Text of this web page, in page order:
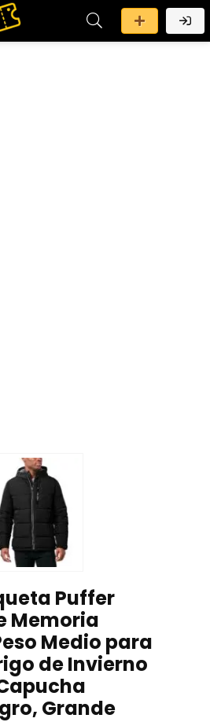
Puffer
Memoria
Medio para
de Invierno
Grande